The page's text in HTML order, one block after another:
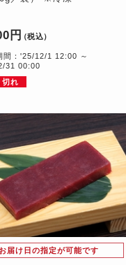
円 （税込）
間：'25/12/1 12:00 ～
31 00:00
切れ
届け日の指定が可能です